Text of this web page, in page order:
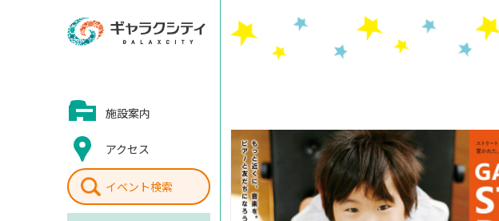
施設案内
アクセス
イベント検索